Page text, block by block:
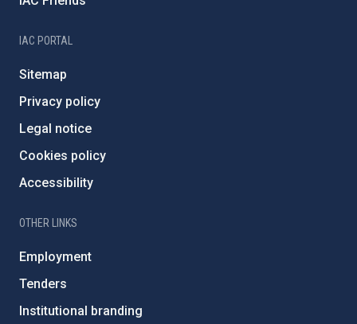
IAC PORTAL
Sitemap
Privacy policy
Legal notice
Cookies policy
Accessibility
OTHER LINKS
Employment
Tenders
Institutional branding